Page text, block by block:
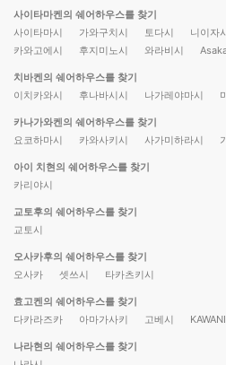
사이타마켄의 쉐어하우스를 찾기
사이타마시
가와구치시 토다시 니이자
카와고에시
후지미노시 와라비시
치바켄의 쉐어하우스를 찾기
이치카와시
후나바시시 나가레야마시
카나가와켄의 쉐어하우스를 찾기
요코하마시
카와사키시 사가미하라시
아이 치현의 쉐어하우스를 찾기
카리야시
교토후의 쉐어하우스를 찾기
교토시
오사카후의 쉐어하우스를 찾기
오사카
셋쓰시 타카츠키시
효고켄의 쉐어하우스를 찾기
다카라즈카
아마가사키 고베시
나라현의 쉐어하우스를 찾기